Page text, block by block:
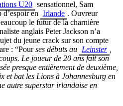
U20 sensationnel, Sam
d’espoir en Irlande . Ouvreur
le futur de la charnière
anglais Peter Jackson n’a
du jeune crack sur son compte
: “Pourses débuts au Leinster
Le joueur de 20 ans fait son
presque entièrement de deuxième,
et bat les Lions à Johannesburg en
autre superstar irlandaise en